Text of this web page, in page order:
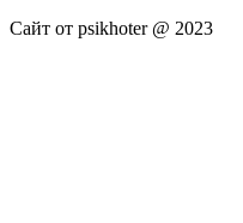
Сайт от psikhoter @ 2023